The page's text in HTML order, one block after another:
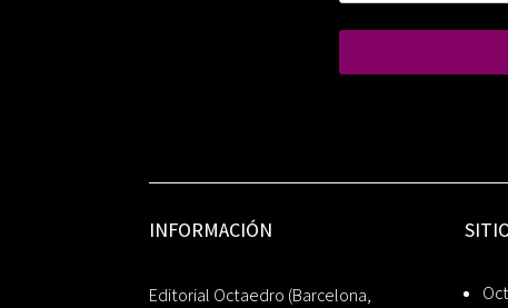
INFORMACIÓN
Editorial Octaedro (Barcelona,